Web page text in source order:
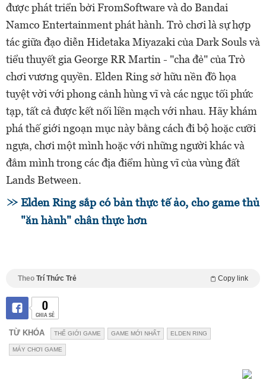
được phát triển bởi FromSoftware và do Bandai
Namco Entertainment phát hành. Trò chơi là sự hợp
tác giữa đạo diễn Hidetaka Miyazaki của Dark Souls và
tiểu thuyết gia George RR Martin - "cha đẻ" của Trò
chơi vương quyền. Elden Ring sở hữu nền đồ họa
tuyệt vời với phong cảnh hùng vĩ và các ngục tối phức
tạp, tất cả được kết nối liền mạch với nhau. Hãy khám
phá thế giới ngoạn mục này bằng cách đi bộ hoặc cưỡi
ngựa, chơi một mình hoặc với những người khác và
đắm mình trong các địa điểm hùng vĩ của vùng đất
Lands Between.
Elden Ring sắp có bản thực tế ảo, cho game thủ
"ăn hành" chân thực hơn
Theo Trí Thức Trẻ Copy link
0
CHIA SẺ
TỪ KHÓA THẾ GIỚI GAME GAME MỚI NHẤT ELDEN RING
MÁY CHƠI GAME